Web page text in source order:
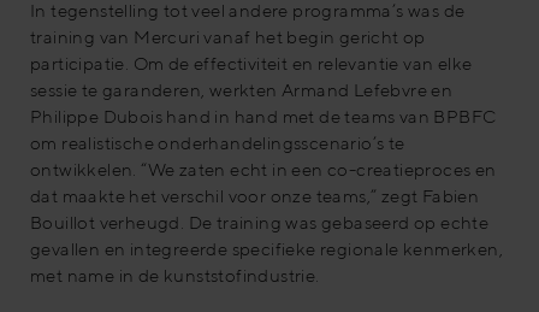
In tegenstelling tot veel andere programma’s was de
training van Mercuri vanaf het begin gericht op
participatie. Om de effectiviteit en relevantie van elke
sessie te garanderen, werkten Armand Lefebvre en
Philippe Dubois hand in hand met de teams van BPBFC
om realistische onderhandelingsscenario’s te
ontwikkelen. “We zaten echt in een co-creatieproces en
dat maakte het verschil voor onze teams,” zegt Fabien
Bouillot verheugd. De training was gebaseerd op echte
gevallen en integreerde specifieke regionale kenmerken,
met name in de kunststofindustrie.